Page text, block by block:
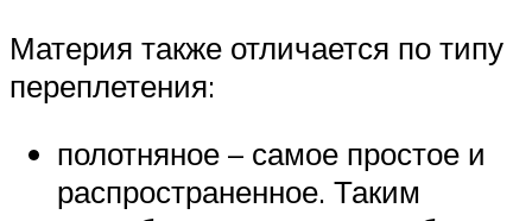
Материя также отличается по типу
переплетения:
полотняное – самое простое и
распространенное. Таким